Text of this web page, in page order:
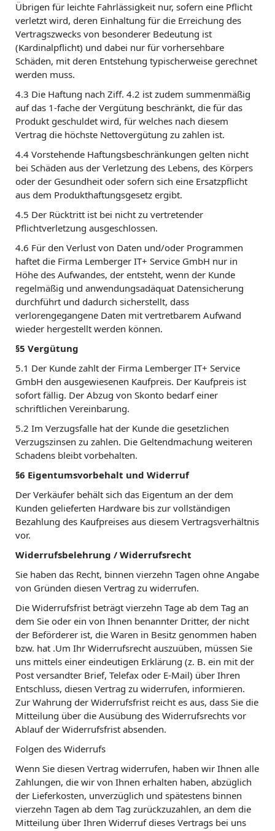
Übrigen für leichte Fahrlässigkeit nur, sofern eine Pflicht
verletzt wird, deren Einhaltung für die Erreichung des
Vertragszwecks von besonderer Bedeutung ist
(Kardinalpflicht) und dabei nur für vorhersehbare
Schäden, mit deren Entstehung typischerweise gerechnet
werden muss.
4.3 Die Haftung nach Ziff. 4.2 ist zudem summenmäßig
auf das 1-fache der Vergütung beschränkt, die für das
Produkt geschuldet wird, für welches nach diesem
Vertrag die höchste Nettovergütung zu zahlen ist.
4.4 Vorstehende Haftungsbeschränkungen gelten nicht
bei Schäden aus der Verletzung des Lebens, des Körpers
oder der Gesundheit oder sofern sich eine Ersatzpflicht
aus dem Produkthaftungsgesetz ergibt.
4.5 Der Rücktritt ist bei nicht zu vertretender
Pflichtverletzung ausgeschlossen.
4.6 Für den Verlust von Daten und/oder Programmen
haftet die Firma Lemberger IT+ Service GmbH nur in
Höhe des Aufwandes, der entsteht, wenn der Kunde
regelmäßig und anwendungsadäquat Datensicherung
durchführt und dadurch sicherstellt, dass
verlorengegangene Daten mit vertretbarem Aufwand
wieder hergestellt werden können.
§5 Vergütung
5.1 Der Kunde zahlt der Firma Lemberger IT+ Service
GmbH den ausgewiesenen Kaufpreis. Der Kaufpreis ist
sofort fällig. Der Abzug von Skonto bedarf einer
schriftlichen Vereinbarung.
5.2 Im Verzugsfalle hat der Kunde die gesetzlichen
Verzugszinsen zu zahlen. Die Geltendmachung weiteren
Schadens bleibt vorbehalten.
§6 Eigentumsvorbehalt und Widerruf
Der Verkäufer behält sich das Eigentum an der dem
Kunden gelieferten Hardware bis zur vollständigen
Bezahlung des Kaufpreises aus diesem Vertragsverhältnis
vor.
Widerrufsbelehrung / Widerrufsrecht
Sie haben das Recht, binnen vierzehn Tagen ohne Angabe
von Gründen diesen Vertrag zu widerrufen.
Die Widerrufsfrist beträgt vierzehn Tage ab dem Tag an
dem Sie oder ein von Ihnen benannter Dritter, der nicht
der Beförderer ist, die Waren in Besitz genommen haben
bzw. hat .Um Ihr Widerrufsrecht auszuüben, müssen Sie
uns mittels einer eindeutigen Erklärung (z. B. ein mit der
Post versandter Brief, Telefax oder E-Mail) über Ihren
Entschluss, diesen Vertrag zu widerrufen, informieren.
Zur Wahrung der Widerrufsfrist reicht es aus, dass Sie die
Mitteilung über die Ausübung des Widerrufsrechts vor
Ablauf der Widerrufsfrist absenden.
Folgen des Widerrufs
Wenn Sie diesen Vertrag widerrufen, haben wir Ihnen alle
Zahlungen, die wir von Ihnen erhalten haben, abzüglich
der Lieferkosten, unverzüglich und spätestens binnen
vierzehn Tagen ab dem Tag zurückzuzahlen, an dem die
Mitteilung über Ihren Widerruf dieses Vertrags bei uns